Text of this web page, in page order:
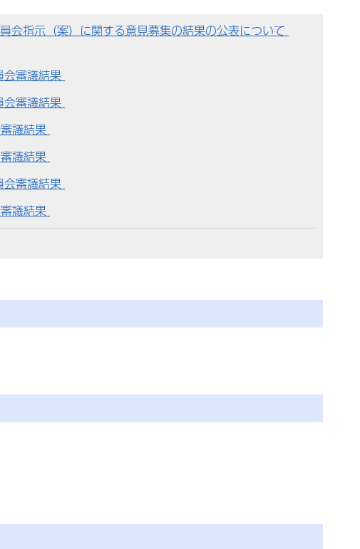
会指示（案）に関する意見募集の結果の公表について
審議結果
審議結果
議結果
議結果
審議結果
議結果